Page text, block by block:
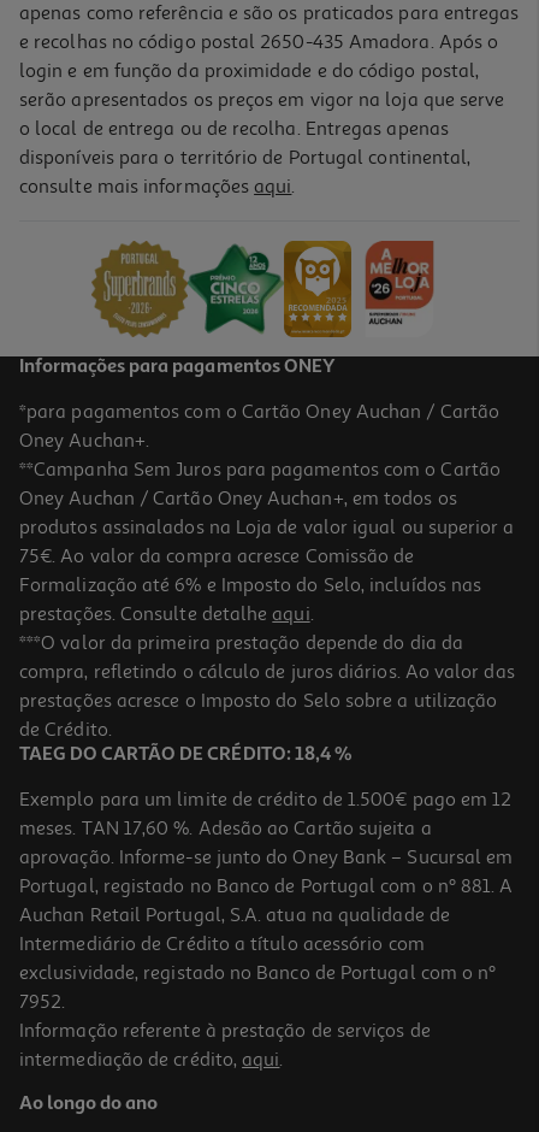
apenas como referência e são os praticados para entregas
e recolhas no código postal 2650-435 Amadora. Após o
login e em função da proximidade e do código postal,
serão apresentados os preços em vigor na loja que serve
o local de entrega ou de recolha. Entregas apenas
disponíveis para o território de Portugal continental,
consulte mais informações aqui.
Informações para pagamentos ONEY
*para pagamentos com o Cartão Oney Auchan / Cartão
Oney Auchan+.
**Campanha Sem Juros para pagamentos com o Cartão
Oney Auchan / Cartão Oney Auchan+, em todos os
produtos assinalados na Loja de valor igual ou superior a
75€. Ao valor da compra acresce Comissão de
Formalização até 6% e Imposto do Selo, incluídos nas
prestações. Consulte detalhe aqui.
***O valor da primeira prestação depende do dia da
compra, refletindo o cálculo de juros diários. Ao valor das
prestações acresce o Imposto do Selo sobre a utilização
de Crédito.
TAEG DO CARTÃO DE CRÉDITO: 18,4 %
Exemplo para um limite de crédito de 1.500€ pago em 12
meses. TAN 17,60 %. Adesão ao Cartão sujeita a
aprovação. Informe-se junto do Oney Bank – Sucursal em
Portugal, registado no Banco de Portugal com o nº 881. A
Auchan Retail Portugal, S.A. atua na qualidade de
Intermediário de Crédito a título acessório com
exclusividade, registado no Banco de Portugal com o nº
7952.
Informação referente à prestação de serviços de
intermediação de crédito, aqui.
Ao longo do ano